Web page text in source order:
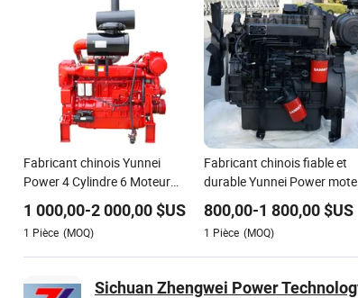
Fabricant chinois Yunnei
Power 4 Cylindre 6 Moteur
Utilisation Agriculture Pompe
à Incendie Pompe à Eau
1 000,00-2 000,00 $US
1 Pièce (MOQ)
Fabricant chinois fiable et
durable Yunnei Power
diesel pour générateur diesel
/ pompe à incendie / pompe
eau
800,00-1 800,00$US
1 Pièce (MOQ)
Sichuan Zhengwei Power